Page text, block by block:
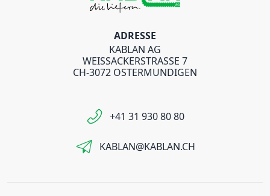
ADRESSE
KABLAN AG
WEISSACKERSTRASSE 7
CH-3072 OSTERMUNDIGEN
+41 31 930 80 80
KABLAN@KABLAN.CH